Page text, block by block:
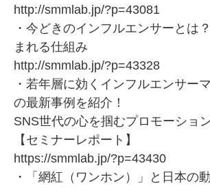
http://smmlab.jp/?p=43081
・今どきのインフルエンサーとは
まれる仕組み
http://smmlab.jp/?p=43328
・若年層に効くインフルエンサー
の最新事例を紹介！
SNS世代の心を掴むプロモーショ
【セミナーレポート】
https://smmlab.jp/?p=43430
・「網紅（ワンホン）」と日本の